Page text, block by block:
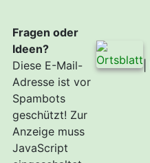
Fragen oder
Ideen?
Diese E-Mail-
Adresse ist vor
Spambots
geschützt! Zur
Anzeige muss
JavaScript